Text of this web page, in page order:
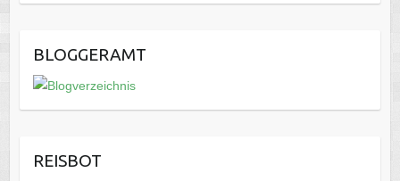
BLOGGERAMT
REISBOT